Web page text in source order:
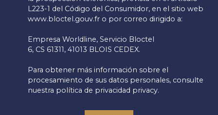
L223-1 del Código del Consumidor, en el sitio web
www.bloctel.gouv.fr o por correo dirigido a:
Empresa Worldline, Servicio Bloctel
6, CS 61311, 41013 BLOIS CEDEX.
Para obtener más información sobre el
procesamiento de sus datos personales, consulte
nuestra política de privacidad privacy.